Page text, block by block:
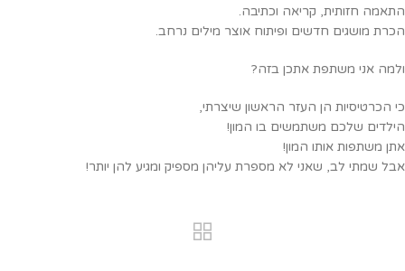
התאמה חזותית, קריאה וכתיבה.
הכרת מושגים חדשים ופיתוח אוצר מילים נרחב.
ולמה אני משתפת אתכן בזה?
כי הכרטיסיות הן העזר הראשון שיצרתי,
הילדים שלכם משתמשים בו המון!
אתן משתפות אותו המון!
אבל שמתי לב, שאני לא מספרת עליהן מספיק ומגיע להן יותר!